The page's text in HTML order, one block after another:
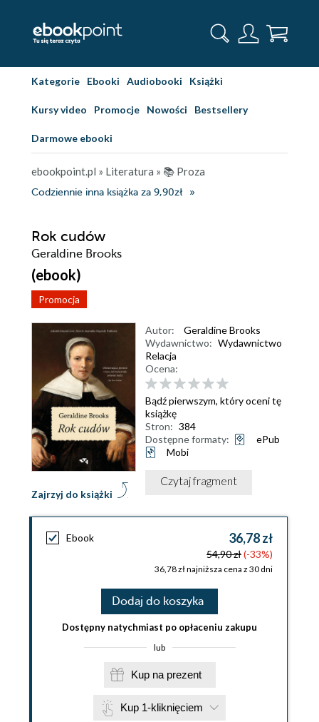
Kategorie Ebooki Audiobooki Książki
Kursy video Promocje Nowości Bestsellery
Darmowe ebooki
ebookpoint.pl » Literatura » 📚 Proza
Codziennie inna książka za 9,90zł
Rok cudów
Geraldine Brooks
(ebook)
Promocja
Zajrzyj do książki
Autor:
Geraldine Brooks
Wydawnictwo: Wydawnictwo
Relacja
Ocena:
Bądź pierwszym, który oceni tę
książkę
Stron: 384
Dostępne formaty:
ePub
Mobi
Czytaj fragment
Ebook 36,78 zł
54,90 zł(-33%)
36,78 zł najniższa cena z 30 dni
Dodaj do koszyka
Dostępny natychmiast po opłaceniu zakupu
lub
Kup na prezent
Kup 1-kliknięciem